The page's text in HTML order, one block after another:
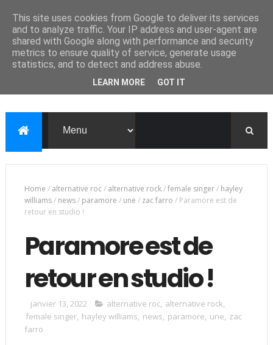
Home / alternative roc/ alternative rock/female singer/ hayley
williams/ news/ paramore / une / zac farro / Paramore est de
retour en studio !
Paramore est de
retour en studio !
janvier 13, 2022 alternative roc, alternative rock,
female singer, hayley williams, news, paramore, une, zac
farro
This site uses cookies from Google to deliver its services
and to analyze traffic. Your IP address and user-agent are
shared with Google along with performance and security
metrics to ensure quality of service, generate usage
statistics, and to detect and address abuse.
LEARN MORE GOT IT